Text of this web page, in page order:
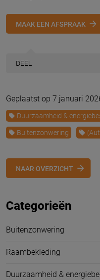
MAAK EEN AFSPRAAK
DEEL
Geplaatst op 7 januari
Duurzaamheid &
Buitenzonwering
NAAR OVERZICHT
Categorieën
Buitenzonwering
Raambekleding
Duurzaamheid &